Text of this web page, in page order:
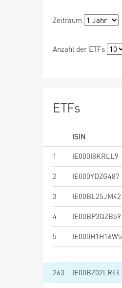
Zeitraum
Anzahl der ETFs
ETFs
ISIN
1
IE000I8KRLL9
2 IE000YDZG487
3 IE00BL25JM42
4 IE00BP3QZB59
5 IE000H1H16W5
263 IE00BZ02LR44